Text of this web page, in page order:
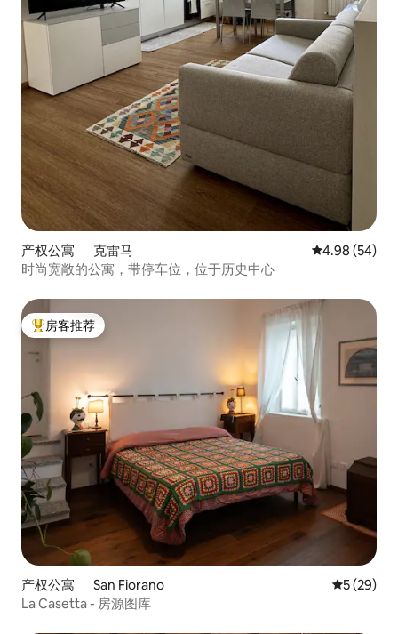
产权公寓 ｜ 克雷马 平均评分 4.98
4.98 (54)
时尚宽敞的公寓，带停车位，位于历史中心
热门「房客推荐」
房客推荐
产权公寓 ｜ San Fiorano 平均评分
5 (29)
La Casetta - 房源图库